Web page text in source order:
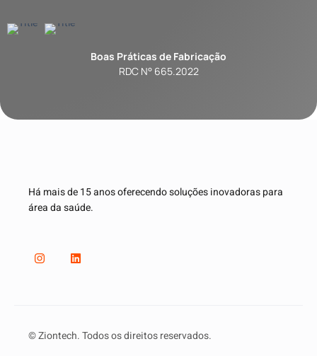
Boas Práticas de Fabricação
RDC N° 665.2022
Há mais de 15 anos oferecendo soluções inovadoras para
área da saúde.
© Ziontech. Todos os direitos reservados.